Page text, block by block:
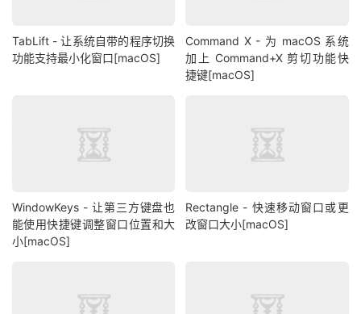
TabLift - 让系统自带的程序切换
功能支持最小化窗口[macOS]
Command X - 为 macOS 系统
加上 Command+X 剪切功能快
捷键[macOS]
WindowKeys - 让第三方键盘也
能使用快捷键调整窗口位置和大
小[macOS]
Rectangle - 快速移动窗口或更
改窗口大小[macOS]